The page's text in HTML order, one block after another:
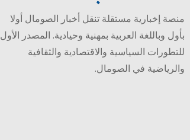
منصة إخبارية مستقلة تنقل أخبار الصومال أولا
بأول وباللغة العربية بمهنية وحيادية. المصدر الأول
للتطورات السياسية والاقتصادية والثقافية
والرياضية في الصومال.